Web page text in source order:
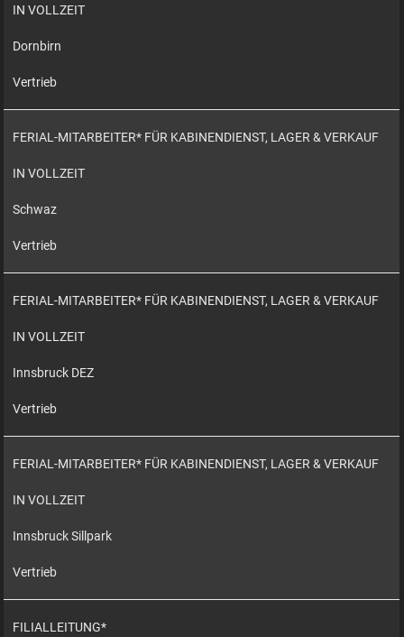
IN VOLLZEIT
Dornbirn
Vertrieb
FERIAL-MITARBEITER* FÜR KABINENDIENST, LAGER & VERKAUF
IN VOLLZEIT
Schwaz
Vertrieb
FERIAL-MITARBEITER* FÜR KABINENDIENST, LAGER & VERKAUF
IN VOLLZEIT
Innsbruck DEZ
Vertrieb
FERIAL-MITARBEITER* FÜR KABINENDIENST, LAGER & VERKAUF
IN VOLLZEIT
Innsbruck Sillpark
Vertrieb
FILIALLEITUNG*